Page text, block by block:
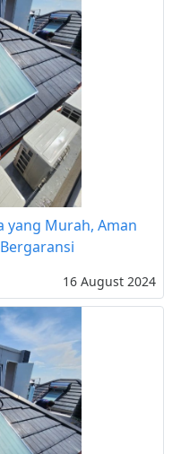
yang Murah, Aman
16 August 2024